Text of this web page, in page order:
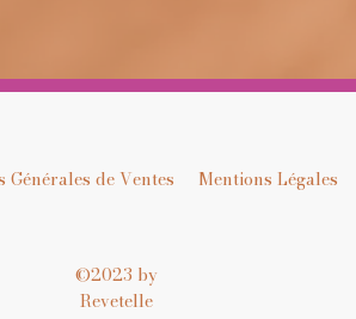
Générales de Ventes Mentions Légales
©2023 by
Revetelle